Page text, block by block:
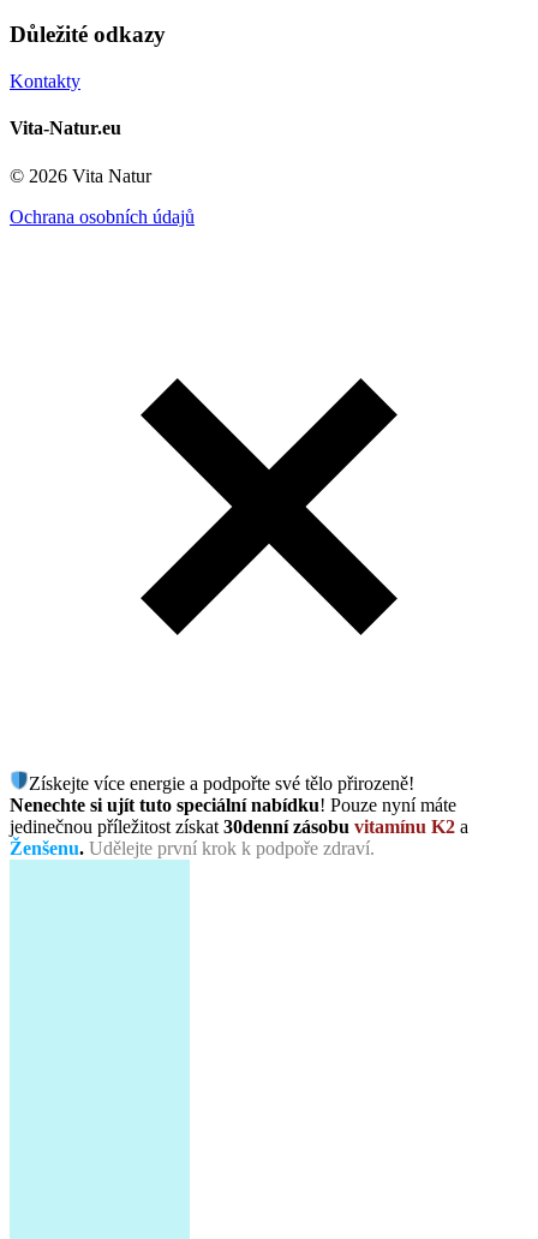
Důležité odkazy
Kontakty
Vita-Natur.eu
© 2026 Vita Natur
Ochrana osobních údajů
Získejte více energie a podpořte své tělo přirozeně!
Nenechte si ujít tuto speciální nabídku! Pouze nyní máte
jedinečnou příležitost získat 30denní zásobu vitamínu K2 a
Ženšenu. Udělejte první krok k podpoře zdraví.